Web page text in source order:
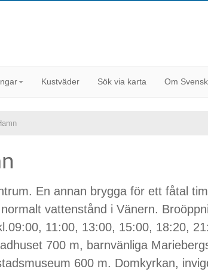
Kustväder Sök via karta Om
En annan brygga för ett fåtal
vattenstånd i Vänern.
11:00, 13:00, 15:00, 18:20,
700 m, barnvänliga
600 m. Domkyrkan,